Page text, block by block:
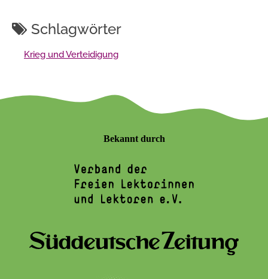
Schlagwörter
Krieg und Verteidigung
Bekannt durch